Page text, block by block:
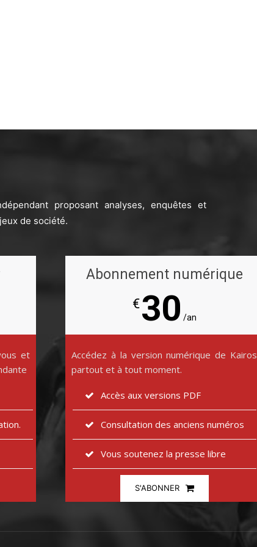
proposant analyses, enquêtes et
de société.
et
Abonnement numérique
€30 /an
Accédez à la version numérique de Kairos
partout et à tout moment.
Accès aux versions PDF
Consultation des anciens numéros
Vous soutenez la presse libre
S'ABONNER